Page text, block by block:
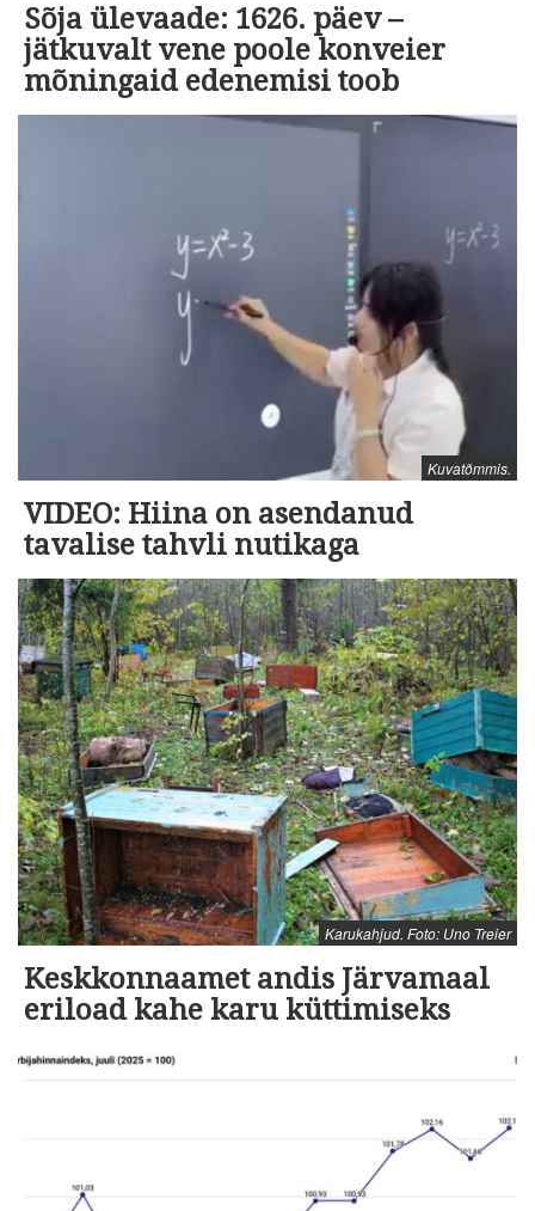
Sõja ülevaade: 1626. päev –
jätkuvalt vene poole konveier
mõningaid edenemisi toob
Kuvatõmmis.
VIDEO: Hiina on asendanud
tavalise tahvli nutikaga
Karukahjud. Foto: Uno Treier
Keskkonnaamet andis Järvamaal
eriload kahe karu küttimiseks